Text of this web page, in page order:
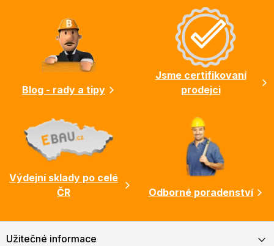
Blog - rady a tipy
Jsme certifikovaní
prodejci
Výdejní sklady po celé
ČR
Odborné poradenství
Užitečné informace